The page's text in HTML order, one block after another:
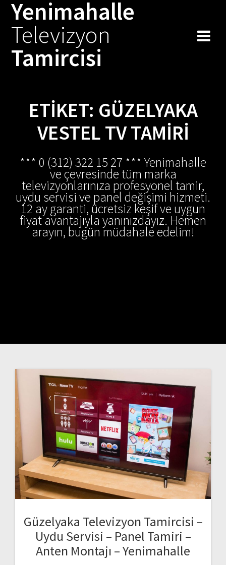
Skip
to
Yenimahalle
Televizyon
Tamircisi
ETIKET: GÜZELYAKA
VESTEL TV TAMIRI
*** 0 (312) 322 15 27 *** Yenimahalle
ve çevresinde tüm marka
televizyonlarınıza profesyonel tamir,
uydu servisi ve panel değişimi hizmeti.
12 ay garanti, ücretsiz keşif ve uygun
fiyat avantajıyla yanınızdayız. Hemen
arayın, bugün müdahale edelim!
Güzelyaka Televizyon Tamircisi –
Uydu Servisi – Panel Tamiri –
Anten Montajı – Yenimahalle